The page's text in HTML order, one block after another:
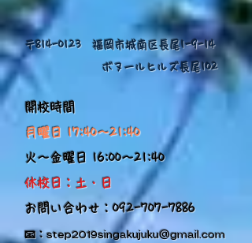
〒814-0123 福岡市城南区長尾1-9-14
ボヌールヒルズ長尾102
​開校時間
月曜日 17:40～21:40
火～金曜日 16:00～21:40
​休校日：土・日
​お問い合わせ：092-707-7886
​📧：step2019singakujuku@gmail.com